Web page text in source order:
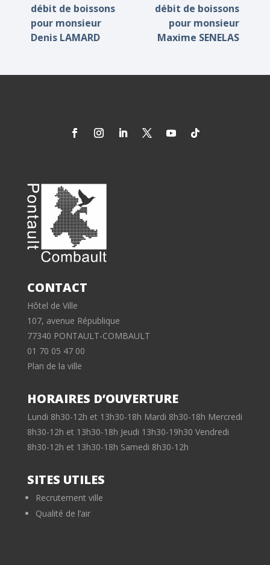
débit de boissons
pour monsieur
Denis LAMARD
débit de boissons
pour monsieur
Maxime SENELAS
CONTACT
Hôtel de Ville
107, avenue République
77340 PONTAULT-COMBAULT
01 70 05 47 00
Plan de la ville
HORAIRES D’OUVERTURE
Lundi 8h30-12h et 13h30-18h Mardi 8h30-18h Mercredi
8h30-12h et 13h30-18h Jeudi 13h30-19h30 Vendredi
8h30-12h et 13h30-18h Samedi 8h30-12h
SITES UTILES
Recrutement ville
Qualité de l’air